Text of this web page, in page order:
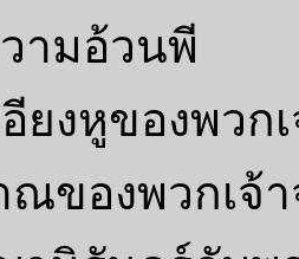
ามอ้วนพี
อียงหูของพว
ของพวกเ